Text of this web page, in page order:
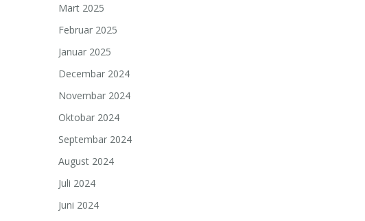
Mart 2025
Februar 2025
Januar 2025
Decembar 2024
Novembar 2024
Oktobar 2024
Septembar 2024
August 2024
Juli 2024
Juni 2024